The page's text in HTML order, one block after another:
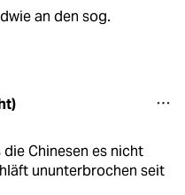
an den sog.
Chinesen es nicht
ununterbrochen seit